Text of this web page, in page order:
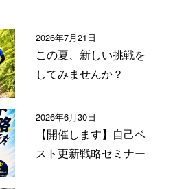
2026年7月21日
この夏、新しい挑戦を
してみませんか？
2026年6月30日
【開催します】自己ベ
スト更新戦略セミナー